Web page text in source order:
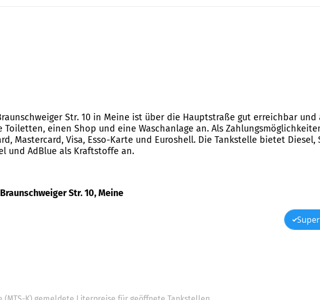
Str. 10 in Meine ist über die Hauptstraße gut erreichbar und
einen Shop und eine Waschanlage an. Als
Mastercard, Visa, Esso-Karte und Euroshell. Die Tankstelle bietet Diesel,
und AdBlue als Kraftstoffe an.
Str. 10, Meine